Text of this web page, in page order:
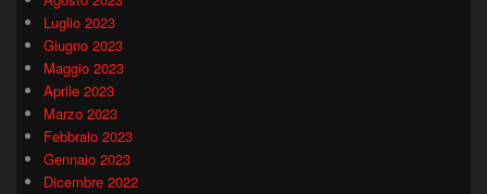
Luglio 2023
Giugno 2023
Maggio 2023
Aprile 2023
Marzo 2023
Febbraio 2023
Gennaio 2023
Dicembre 2022